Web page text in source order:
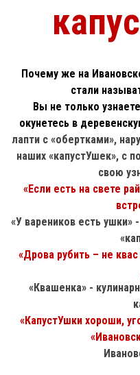
Почему же на
стали
Вы не только
окунетесь в
лапти с «обертками»,
наших «капустУшек», с
свою
«Если есть на свете
«У вареников есть ушки»
«Дрова рубить – не
«Квашенка» -
«КапустУшки хороши,